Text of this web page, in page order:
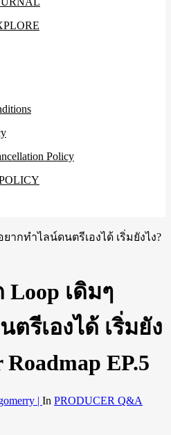
Policy
Loop เดิมๆ
รีเองได้ เริ่มยัง
Roadmap EP.5
| In PRODUCER Q&A